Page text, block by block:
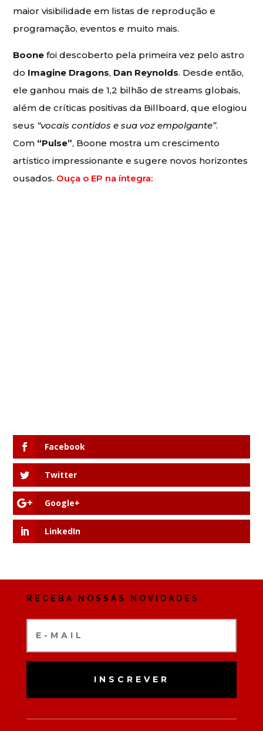
maior visibilidade em listas de reprodução e
programação, eventos e muito mais.
Boone foi descoberto pela primeira vez pelo astro
do Imagine Dragons, Dan Reynolds. Desde então,
ele ganhou mais de 1,2 bilhão de streams globais,
além de críticas positivas da Billboard, que elogiou
seus “vocais contidos e sua voz empolgante”.
Com “Pulse”, Boone mostra um crescimento
artístico impressionante e sugere novos horizontes
ousados. Ouça o EP na íntegra:
Facebook
Twitter
Google+
LinkedIn
RECEBA NOSSAS NOVIDADES
INSCREVER